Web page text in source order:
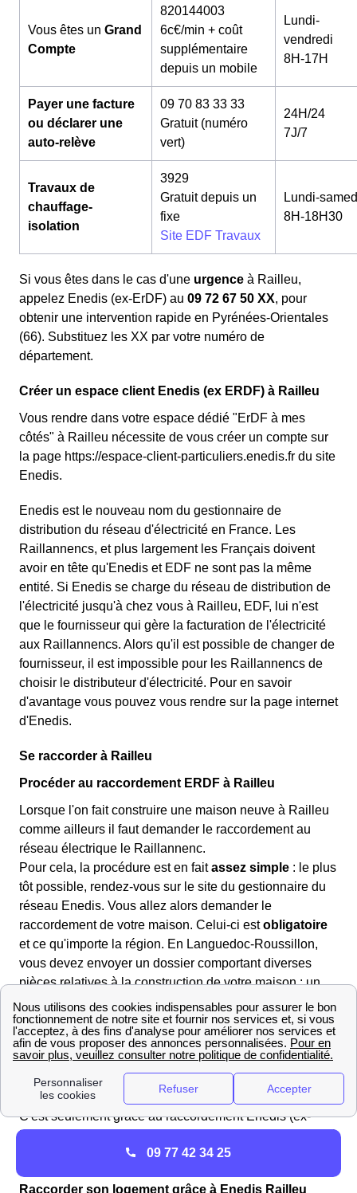
Vous êtes un Grand
Compte
820144003
6c€/min + coût
supplémentaire
depuis un mobile
Lundi-
vendredi
8H-17H
Payer une facture
ou déclarer une
auto-relève
09 70 83 33 33
Gratuit (numéro
vert)
24H/24
7J/7
Travaux de
chauffage-
isolation
3929
Gratuit depuis un
fixe
Site EDF Travaux
Lundi-
8H-18H30
Si vous êtes dans le cas d'une urgence à Railleu,
appelez Enedis (ex-ErDF) au 09 72 67 50 XX, pour
obtenir une intervention rapide en Pyrénées-Orientales
(66). Substituez les XX par votre numéro de
département.
Créer un espace client Enedis (ex ERDF) à Railleu
Vous rendre dans votre espace dédié "ErDF à mes
côtés" à Railleu nécessite de vous créer un compte sur
la page https://espace-client-particuliers.enedis.fr du site
Enedis.
Enedis est le nouveau nom du gestionnaire de
distribution du réseau d'électricité en France. Les
Raillannencs, et plus largement les Français doivent
avoir en tête qu'Enedis et EDF ne sont pas la même
entité. Si Enedis se charge du réseau de distribution de
l'électricité jusqu'à chez vous à Railleu, EDF, lui n'est
que le fournisseur qui gère la facturation de l'électricité
aux Raillannencs. Alors qu'il est possible de changer de
fournisseur, il est impossible pour les Raillannencs de
choisir le distributeur d'électricité. Pour en savoir
d'avantage vous pouvez vous rendre sur la page internet
d'Enedis.
Se raccorder à Railleu
Procéder au raccordement ERDF à Railleu
Lorsque l'on fait construire une maison neuve à Railleu
comme ailleurs il faut demander le raccordement au
réseau électrique le Raillannenc.
Pour cela, la procédure est en faitassez simple : le plus
tôt possible, rendez-vous sur le site du gestionnaire du
réseau Enedis. Vous allez alors demander le
raccordement de votre maison. Celui-ci estobligatoire
et ce qu'importe la région. En Languedoc-Roussillon,
vous devez envoyer un dossier comportant diverses
pièces relatives à la construction de votre maison : un
extrait du cadastre, le permis de construire, un plan de
masse du domicile, et quelques photos des installations.
Comptez au moins six semaines de délai pour avoir une
réponse de la part d'Enedis Pyrénées-Orientales, car les
demandes de raccordement en Languedoc-Roussillon
sont nombreuses.
C'est seulement grâce au raccordement Enedis (ex-
ERDF) Railleu que vous pourrez disposer de l'électricité
dans votre nouvelle maison !
Raccorder son logement grâce à Enedis Railleu
09 77 42 34 25